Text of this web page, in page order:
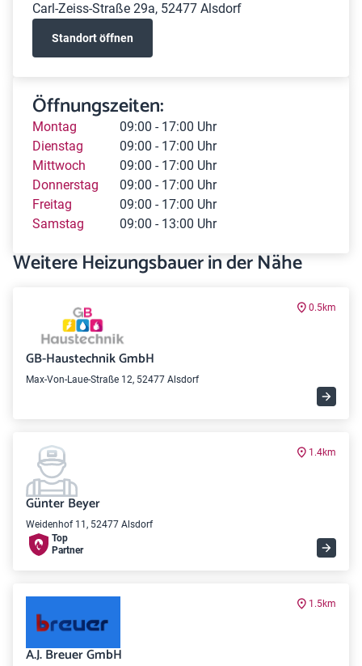
Carl-Zeiss-Straße 29a, 52477 Alsdorf
Standort öffnen
Öffnungszeiten:
Montag
09:00 - 17:00 Uhr
Dienstag
09:00 - 17:00 Uhr
Mittwoch
09:00 - 17:00 Uhr
Donnerstag
09:00 - 17:00 Uhr
Freitag
09:00 - 17:00 Uhr
Samstag
09:00 - 13:00 Uhr
Weitere Heizungsbauer in der Nähe
0.5km
GB-Haustechnik GmbH
Max-Von-Laue-Straße 12, 52477 Alsdorf
1.4km
Günter Beyer
Weidenhof 11, 52477 Alsdorf
Top
Partner
1.5km
A.J. Breuer GmbH